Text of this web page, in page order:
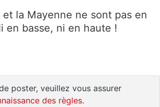
la Mayenne ne sont pas en
en basse, ni en haute !
poster, veuillez vous assurer
des règles.